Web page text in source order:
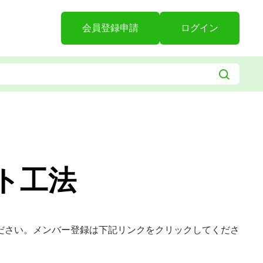
会員登録申請 ログイン
工法
い。メンバー登録は下記リンクをクリックしてくださ